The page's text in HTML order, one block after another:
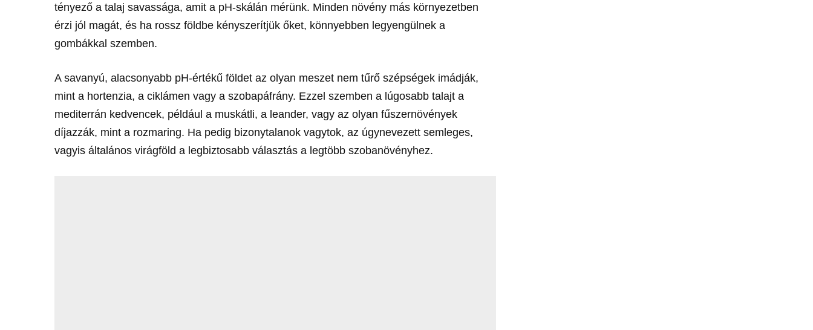
tényező a talaj savassága, amit a pH-skálán mérünk. Minden növény más környezetben
érzi jól magát, és ha rossz földbe kényszerítjük őket, könnyebben legyengülnek a
gombákkal szemben.
A savanyú, alacsonyabb pH-értékű földet az olyan meszet nem tűrő szépségek imádják,
mint a hortenzia, a ciklámen vagy a szobapáfrány. Ezzel szemben a lúgosabb talajt a
mediterrán kedvencek, például a muskátli, a leander, vagy az olyan fűszernövények
díjazzák, mint a rozmaring. Ha pedig bizonytalanok vagytok, az úgynevezett semleges,
vagyis általános virágföld a legbiztosabb választás a legtöbb szobanövényhez.